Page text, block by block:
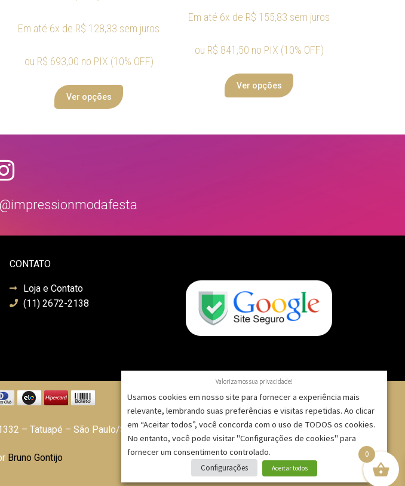
Em até 6x de R$ 128,33 sem juros
ou R$ 693,00 no PIX (10% OFF)
Ver opções
Em até 6x de R$ 155,83 sem juros
ou R$ 841,50 no PIX (10% OFF)
Ver opções
CONTATO
Loja e Contato
(11) 2672-2138
– Tatuapé – São Paulo/SP – CNPJ: 09.271.257/0001-52 |
Bruno Gontijo 0
Valorizamos sua privacidade!
Usamos cookies em nosso site para fornecer a experiência mais
relevante, lembrando suas preferências e visitas repetidas. Ao clicar
em “Aceitar todos”, você concorda com o uso de TODOS os cookies.
No entanto, você pode visitar "Configurações de cookies" para
fornecer um consentimento controlado.
Configurações Aceitar todos